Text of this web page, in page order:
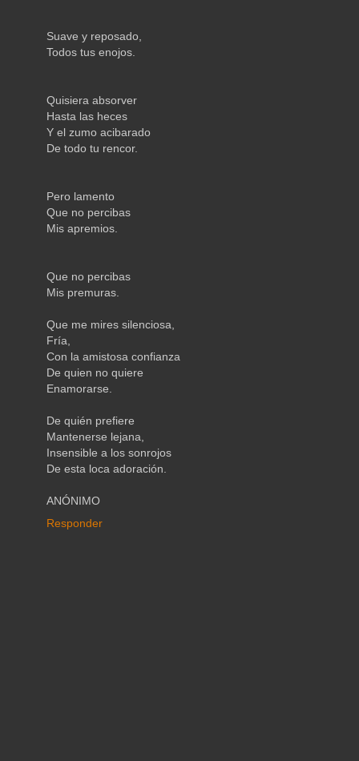
Suave y reposado,
Todos tus enojos.
Quisiera absorver
Hasta las heces
Y el zumo acibarado
De todo tu rencor.
Pero lamento
Que no percibas
Mis apremios.
Que no percibas
Mis premuras.
Que me mires silenciosa,
Fría,
Con la amistosa confianza
De quien no quiere
Enamorarse.
De quién prefiere
Mantenerse lejana,
Insensible a los sonrojos
De esta loca adoración.
ANÓNIMO
Responder